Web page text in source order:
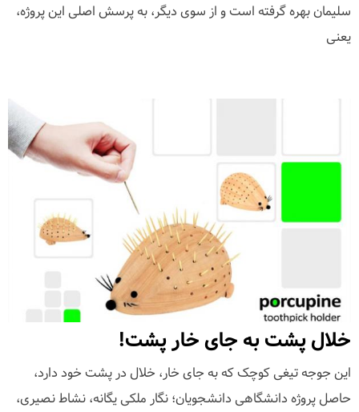
سلیمان بهره گرفته است و از سوی دیگر، به پرسش اصلی این پروژه،
یعنی
خلال پشت به جای خار پشت!
این جوجه تیغی کوچک که به جای خار، خلال در پشت خود دارد،
حاصل پروژه دانشگاهی دانشجویان؛ نگار ملکی یگانه، نشاط نصیری،